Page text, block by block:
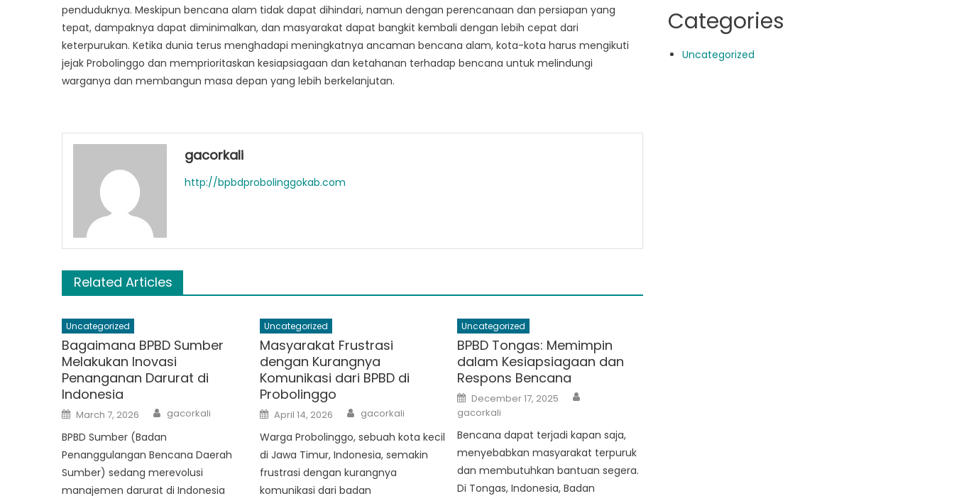
penduduknya. Meskipun bencana alam tidak dapat dihindari, namun dengan perencanaan dan persiapan yang
tepat, dampaknya dapat diminimalkan, dan masyarakat dapat bangkit kembali dengan lebih cepat dari
keterpurukan. Ketika dunia terus menghadapi meningkatnya ancaman bencana alam, kota-kota harus mengikuti
jejak Probolinggo dan memprioritaskan kesiapsiagaan dan ketahanan terhadap bencana untuk melindungi
warganya dan membangun masa depan yang lebih berkelanjutan.
gacorkali
http://bpbdprobolinggokab.com
Related Articles
Uncategorized
Bagaimana BPBD Sumber
Melakukan Inovasi
Penanganan Darurat di
Indonesia
Posted
on
March 7, 2026 Author
gacorkali
BPBD Sumber (Badan
Penanggulangan Bencana Daerah
Sumber) sedang merevolusi
manajemen darurat di Indonesia
Uncategorized
Masyarakat Frustrasi
dengan Kurangnya
Komunikasi dari BPBD di
Probolinggo
Posted
on
April 14, 2026 Author
gacorkali
Warga Probolinggo, sebuah kota kecil
di Jawa Timur, Indonesia, semakin
frustrasi dengan kurangnya
komunikasi dari badan
Uncategorized
BPBD Tongas: Memimpin
dalam Kesiapsiagaan dan
Respons Bencana
Posted
on
December 17, 2025
gacorkali
Bencana dapat terjadi kapan saja,
menyebabkan masyarakat terpuruk
dan membutuhkan bantuan segera.
Di Tongas, Indonesia, Badan
Categories
Uncategorized